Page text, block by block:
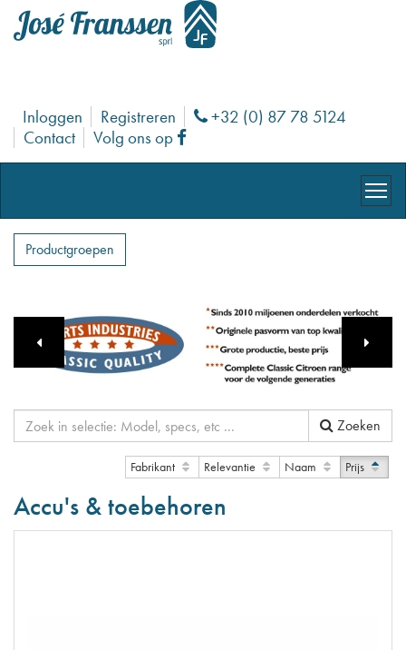
Inloggen Registreren Phone
+32 (0) 87 78 5124
Contact
Volg ons op Facebook
Productgroepen
Zoeken
Fabrikant Relevantie Naam Prijs
Accu's & toebehoren